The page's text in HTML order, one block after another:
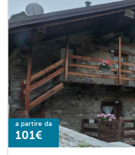
a partire da
101€